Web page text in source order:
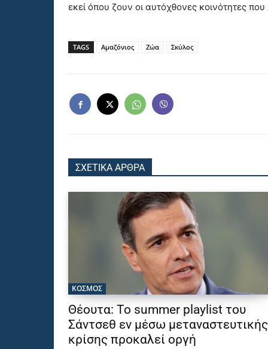
εκεί όπου ζουν οι αυτόχθονες κοινότητες
TAGS Αμαζόνιος Ζώα Σκύλος
ΣΧΕΤΙΚΑ ΑΡΘΡΑ
ΚΟΣΜΟΣ
Θέουτα: Το summer playlist του
Σάντσεθ εν μέσω μεταναστευτικής
κρίσης προκαλεί οργή